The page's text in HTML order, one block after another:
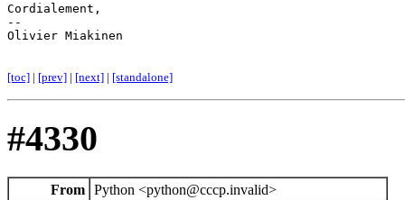
Cordialement,
--
Olivier Miakinen
[toc] | [prev] | [next] | [standalone]
#4330
From Python <python@cccp.invalid>